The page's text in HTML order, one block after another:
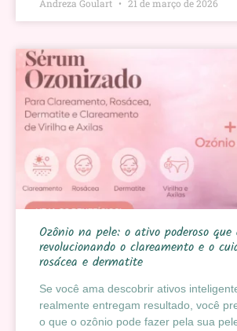
Andreza Goulart 21 de março de 2026
Ozônio na pele: o ativo poderoso que
revolucionando o clareamento e o
rosácea e dermatite
Se você ama descobrir ativos
realmente entregam resultado, você
o que o ozônio pode fazer pela sua